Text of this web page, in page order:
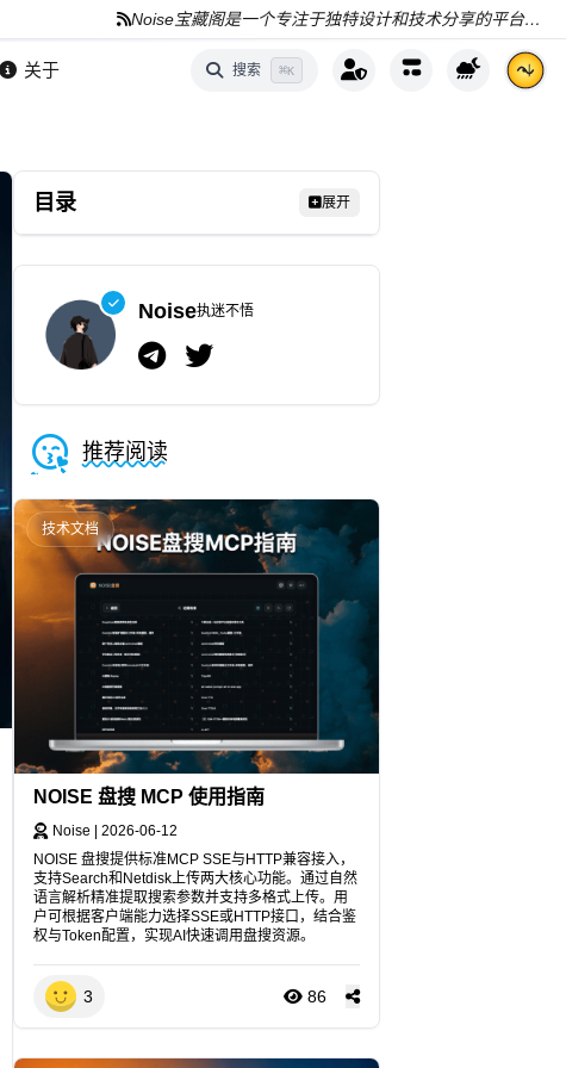
Noise宝藏阁是一个专注于独特设计和技术分享的平台，分享AI、编程和资源
关于 搜索 ⌘K
目录 展开
Noise执迷不悟
推荐阅读
技术文档
NOISE 盘搜 MCP 使用指南
Noise | 2026-06-12
NOISE 盘搜提供标准MCP SSE与HTTP兼容接入，
支持Search和Netdisk上传两大核心功能。通过自然
语言解析精准提取搜索参数并支持多格式上传。用
户可根据客户端能力选择SSE或HTTP接口，结合鉴
权与Token配置，实现AI快速调用盘搜资源。
3 86